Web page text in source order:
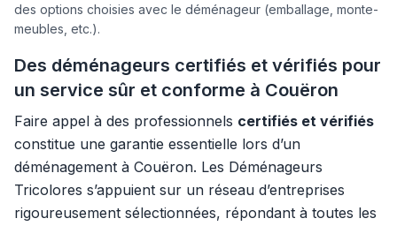
des options choisies avec le déménageur (emballage, monte-
meubles, etc.).
Des déménageurs certifiés et vérifiés pour
un service sûr et conforme à Couëron
Faire appel à des professionnels certifiés et vérifiés
constitue une garantie essentielle lors d’un
déménagement à Couëron. Les Déménageurs
Tricolores s’appuient sur un réseau d’entreprises
rigoureusement sélectionnées, répondant à toutes les